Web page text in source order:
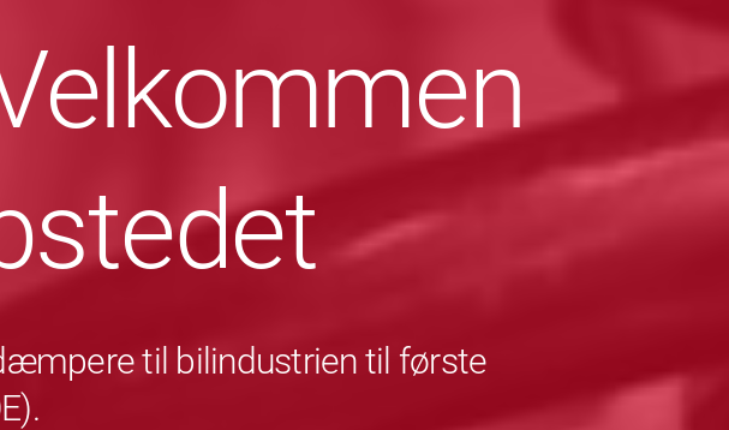
til bilindustrien til første